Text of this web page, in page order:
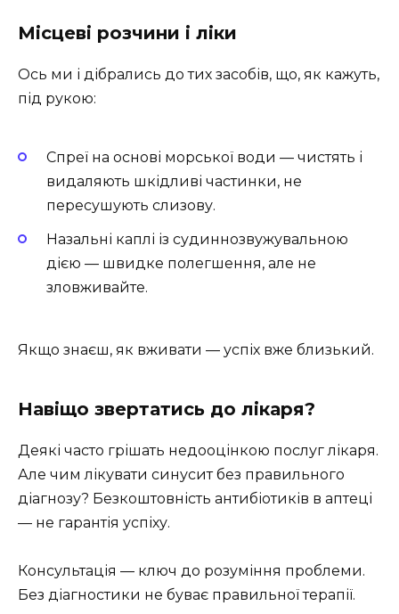
Місцеві розчини і ліки
Ось ми і дібрались до тих засобів, що, як кажуть,
під рукою:
Спреї на основі морської води — чистять і
видаляють шкідливі частинки, не
пересушують слизову.
Назальні каплі із судиннозвужувальною
дією — швидке полегшення, але не
зловживайте.
Якщо знаєш, як вживати — успіх вже близький.
Навіщо звертатись до лікаря?
Деякі часто грішать недооцінкою послуг лікаря.
Але чим лікувати синусит без правильного
діагнозу? Безкоштовність антибіотиків в аптеці
— не гарантія успіху.
Консультація — ключ до розуміння проблеми.
Без діагностики не буває правильної терапії.